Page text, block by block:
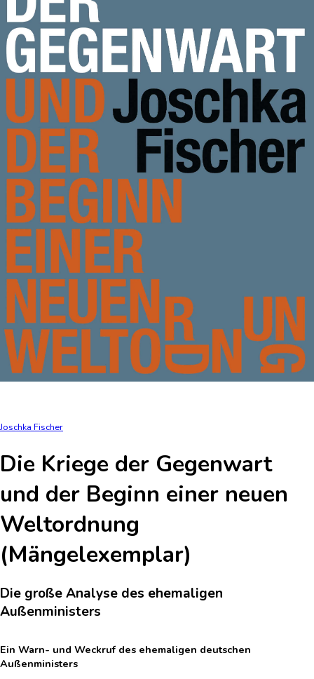
Joschka Fischer
Die Kriege der Gegenwart
und der Beginn einer neuen
Weltordnung
(Mängelexemplar)
Die große Analyse des ehemaligen
Außenministers
Ein Warn- und Weckruf des ehemaligen deutschen
Außenministers